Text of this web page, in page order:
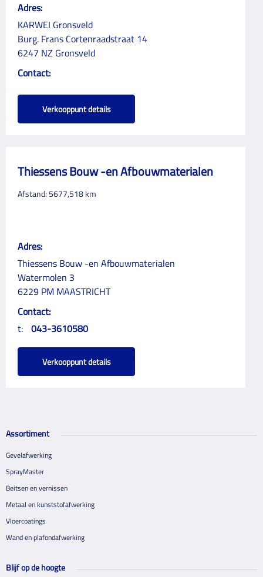
Adres:
KARWEI Gronsveld
Burg. Frans Cortenraadstraat 14
6247 NZ Gronsveld
Contact:
Verkooppunt details
Thiessens Bouw -en Afbouwmaterialen
Afstand: 5677,518km
Adres:
Thiessens Bouw -en Afbouwmaterialen
Watermolen 3
6229 PM MAASTRICHT
Contact:
t: 043-3610580
Verkooppunt details
Assortiment
Gevelafwerking
SprayMaster
Beitsen en vernissen
Metaal en kunststofafwerking
Vloercoatings
Wand en plafondafwerking
Blijf op de hoogte